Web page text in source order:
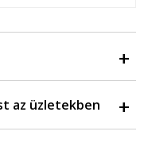
az üzletekben